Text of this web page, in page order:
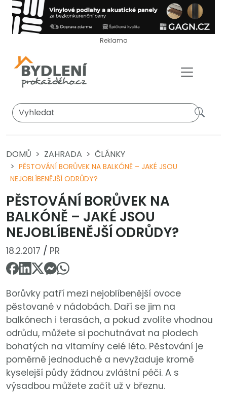
Reklama
DOMŮ ZAHRADA ČLÁNKY
PĚSTOVÁNÍ BORŮVEK NA BALKÓNĚ – JAKÉ JSOU
NEJOBLÍBENĚJŠÍ ODRŮDY?
PĚSTOVÁNÍ BORŮVEK NA
BALKÓNĚ – JAKÉ JSOU
NEJOBLÍBENĚJŠÍ ODRŮDY?
18.2.2017 / PR
Borůvky patří mezi nejoblíbenější ovoce
pěstované v nádobách. Daří se jim na
balkónech i terasách, a pokud zvolíte vhodnou
odrůdu, můžete si pochutnávat na plodech
bohatých na vitamíny celé léto. Pěstování je
poměrně jednoduché a nevyžaduje kromě
kyselejší půdy žádnou zvláštní péči. A s
výsadbou můžete začít už v březnu.